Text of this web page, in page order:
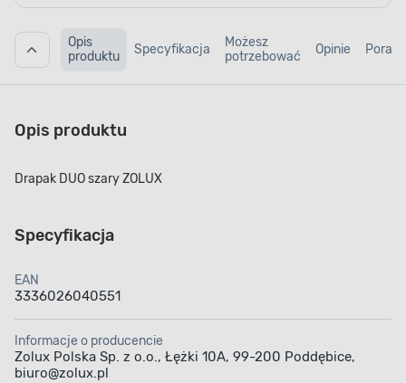
Opis
produktu
Specyfikacja
Możesz
potrzebować
Opinie Porady
Opis produktu
Drapak DUO szary ZOLUX
Specyfikacja
EAN
3336026040551
Informacje o producencie
Zolux Polska Sp. z o.o., Łężki 10A, 99-200 Poddębice,
biuro@zolux.pl